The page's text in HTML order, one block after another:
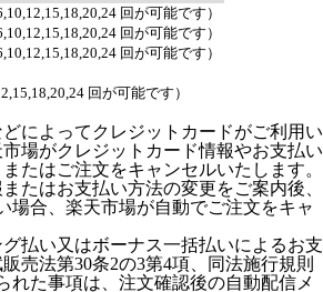
回が可能です）
回が可能です）
回が可能です）
回が可能です）
によってクレジットカードがご利用い
場がクレジットカード情報やお支払い
たはご注文をキャンセルいたします。
たはお支払い方法の変更をご案内後、
場合、楽天市場が自動でご注文をキャ
払い又はボーナス一括払いによるお支
売法第30条2の3第4項、同法施行規則
れた事項は、注文確認後の自動配信メ